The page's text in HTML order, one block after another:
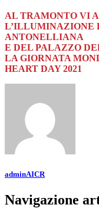
AL TRAMONTO VI
L’ILLUMINAZIONE
ANTONELLIANA
E DEL PALAZZO
LA GIORNATA
HEART DAY 2021
adminAICR
Navigazione